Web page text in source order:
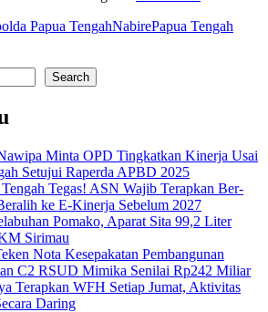
Papua TengahNabirePapua Tengah
Search
Minta OPD Tingkatkan Kinerja Usai
Setujui Raperda APBD 2025
Tegas! ASN Wajib Terapkan Ber-
ke E-Kinerja Sebelum 2027
Pomako, Aparat Sita 99,2 Liter
Sirimau
Nota Kesepakatan Pembangunan
C2 RSUD Mimika Senilai Rp242 Miliar
Terapkan WFH Setiap Jumat, Aktivitas
Daring